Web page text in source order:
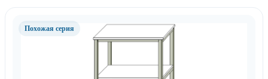
Похожая серия